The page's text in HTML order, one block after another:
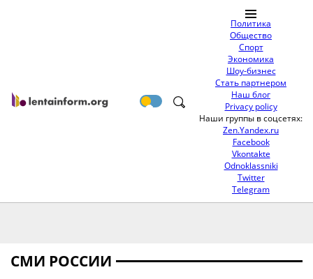
Политика
Общество
Спорт
Экономика
Шоу-бизнес
Стать партнером
Наш блог
Privacy policy
Наши группы в соцсетях:
Zen.Yandex.ru
Facebook
Vkontakte
Odnoklassniki
Twitter
Telegram
СМИ РОССИИ